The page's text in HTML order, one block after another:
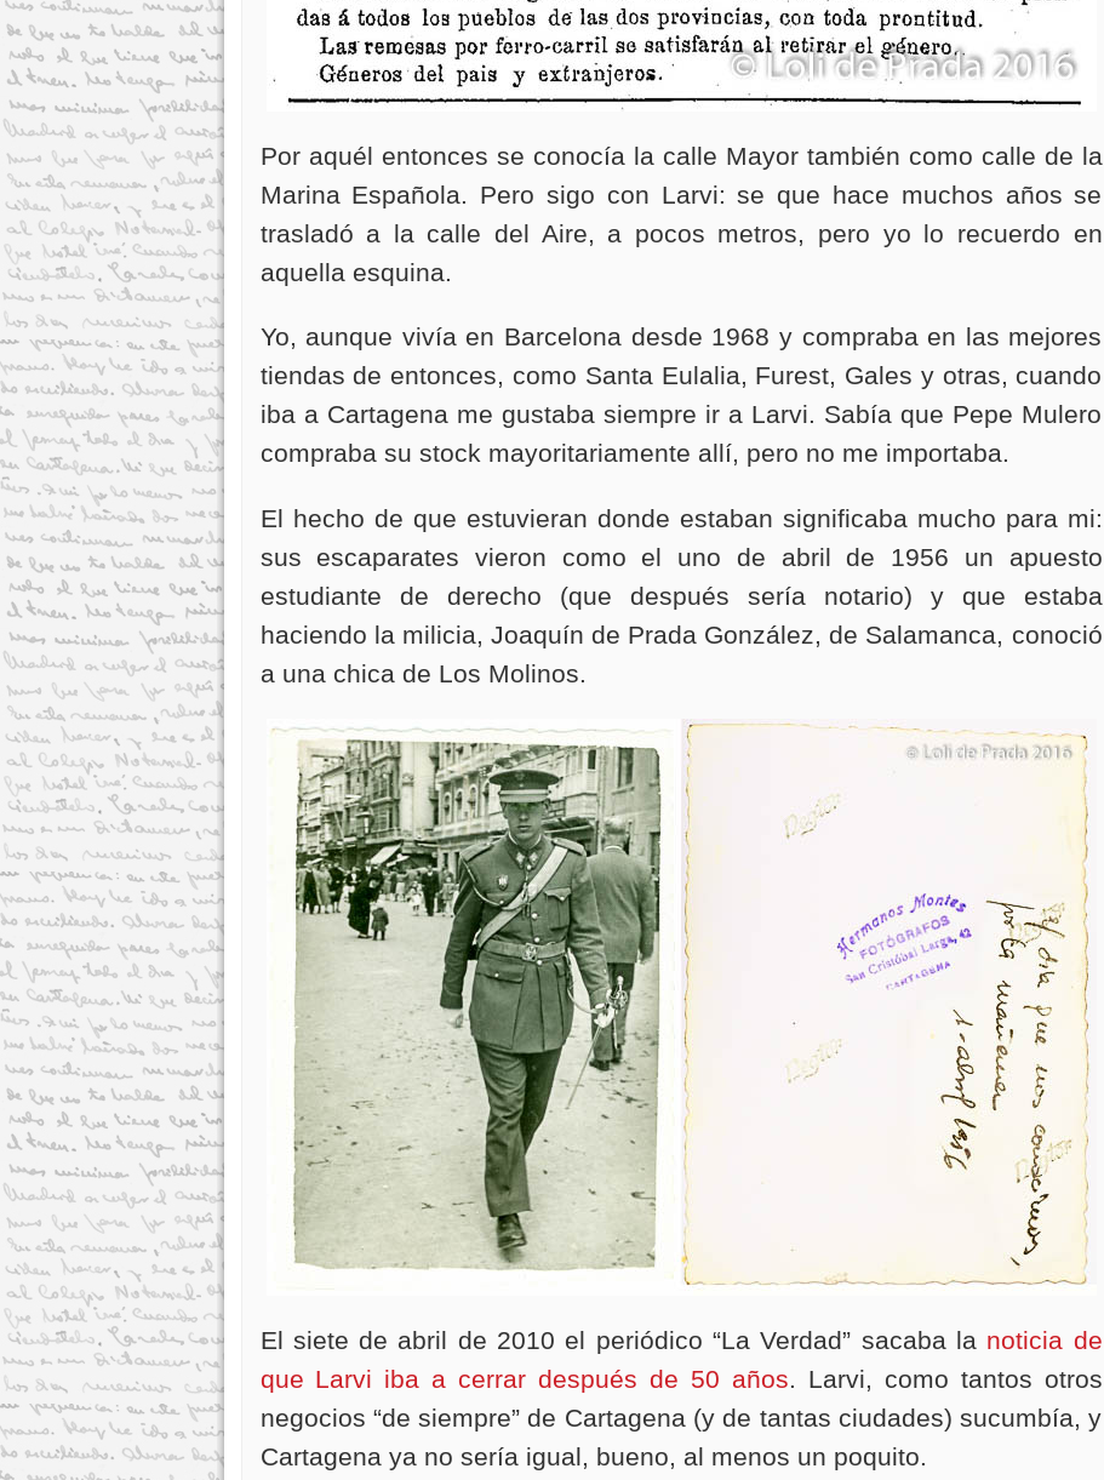
Por aquél entonces se conocía la calle Mayor también como calle de la
Marina Española. Pero sigo con Larvi: se que hace muchos años se
trasladó a la calle del Aire, a pocos metros, pero yo lo recuerdo en
aquella esquina.
Yo, aunque vivía en Barcelona desde 1968 y compraba en las mejores
tiendas de entonces, como Santa Eulalia, Furest, Gales y otras, cuando
iba a Cartagena me gustaba siempre ir a Larvi. Sabía que Pepe Mulero
compraba su stock mayoritariamente allí, pero no me importaba.
El hecho de que estuvieran donde estaban significaba mucho para mi:
sus escaparates vieron como el uno de abril de 1956 un apuesto
estudiante de derecho (que después sería notario) y que estaba
haciendo la milicia, Joaquín de Prada González, de Salamanca, conoció
a una chica de Los Molinos.
El siete de abril de 2010 el periódico “La Verdad” sacaba la noticia de
que Larvi iba a cerrar después de 50 años. Larvi, como tantos otros
negocios “de siempre” de Cartagena (y de tantas ciudades) sucumbía, y
Cartagena ya no sería igual, bueno, al menos un poquito.